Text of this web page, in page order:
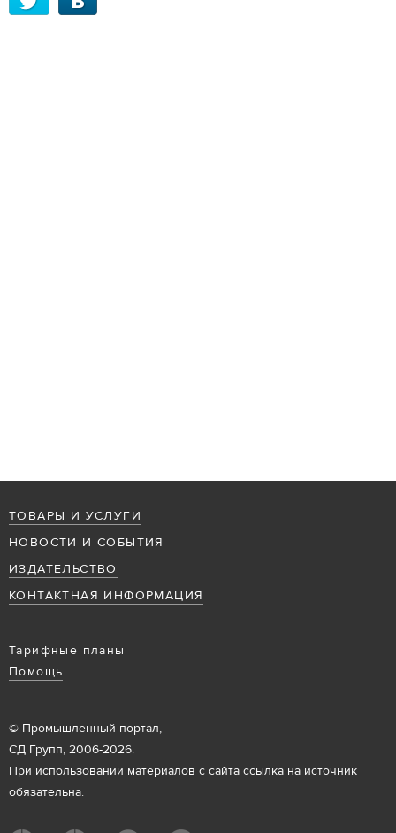
ТОВАРЫ И УСЛУГИ
НОВОСТИ И СОБЫТИЯ
ИЗДАТЕЛЬСТВО
КОНТАКТНАЯ ИНФОРМАЦИЯ
Тарифные планы
Помощь
© Промышленный портал,
СД Групп, 2006-2026.
При использовании материалов с сайта ссылка на источник
обязательна.